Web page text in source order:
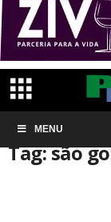
MENU
Início Tags
Tag: são